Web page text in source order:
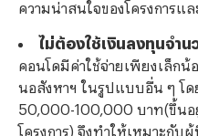
ความน่าสนใจของโครงการแ
ไม่ต้องใช้เงินลงทุนจำน
คอนโดมีค่าใช้จ่ายเพียงเล็ก
นอสังหาฯ ในรูปแบบอื่น ๆ โ
50,000-100,000 บาท(ขึ้นอ
โครงการ) จึงทำให้เหมาะกับ